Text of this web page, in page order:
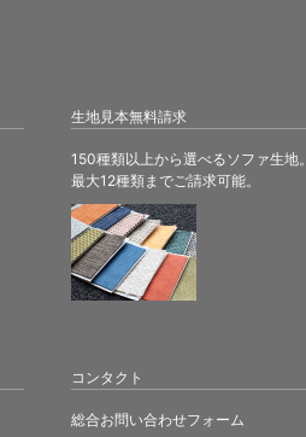
生地見本無料請求
150種類以上から選べるソファ生地。
最大12種類までご請求可能。
コンタクト
総合お問い合わせフォーム